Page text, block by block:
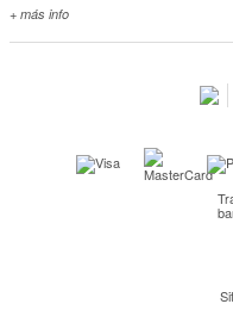
+ más info
Kimidori PRINT, nuestro servicio